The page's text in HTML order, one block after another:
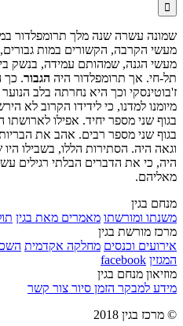

שמונה עשרה שנה מלך תרומפלדור
מעשי הקרבה, הקשורים במות גבורים,
מעשי הגנה, שמהותם עמידה, בנשק
תל-חי. אך תרומפלדור היה הגבור. כך
ז'בוטינסקי וכך היא נחרתה בלב
מיומנו למדנו, כי לידידו הקרוב לא
בגוף שני מספר יחיד. אפילו
בגוף שני מספר רבים. אהב את
וגאה היה. הסתירות הללו, בשבילו
היה, כי את הדברים הבלתי רגילים
מאליהם.
מנחם בגין
משנתו ומורשתו מאמרים מאת בגין
מרכז מורשת בגין
אירועים וכנסים מחלקה אקדמית
המגזין facebook
מוזיאון מנחם בגין
מידע למבקר הזמן סיור צור קשר
© מרכז בגין 2018